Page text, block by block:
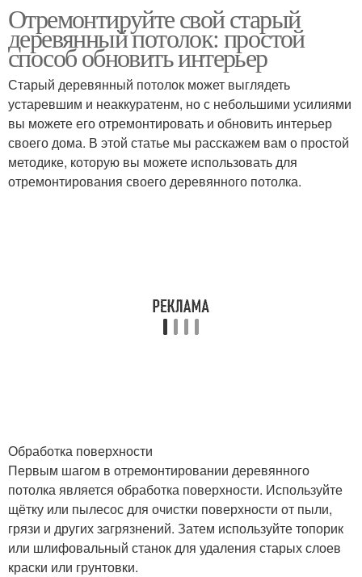
Отремонтируйте свой старый
деревянный потолок: простой
способ обновить интерьер
Старый деревянный потолок может выглядеть
устаревшим и неаккуратенм, но с небольшими усилиями
вы можете его отремонтировать и обновить интерьер
своего дома. В этой статье мы расскажем вам о простой
методике, которую вы можете использовать для
отремонтирования своего деревянного потолка.
Обработка поверхности
Первым шагом в отремонтировании деревянного
потолка является обработка поверхности. Используйте
щётку или пылесос для очистки поверхности от пыли,
грязи и других загрязнений. Затем используйте топорик
или шлифовальный станок для удаления старых слоев
краски или грунтовки.